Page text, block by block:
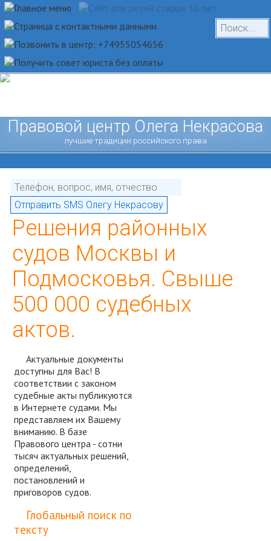
Правовой центр Олега Некрасова
лучшие традиции российского права
Решения районных
судов Москвы и
Подмосковья. Свыше
500 000 судебных
актов.
Актуальные документы
доступны для Вас! В
соответствии с законом
судебные акты публикуются
в Интернете судами. Мы
представляем их Вашему
вниманию. В базе
Правового центра - сотни
тысяч актуальных решений,
определений,
постановлений и
приговоров судов.
Глобальный поиск по
тексту